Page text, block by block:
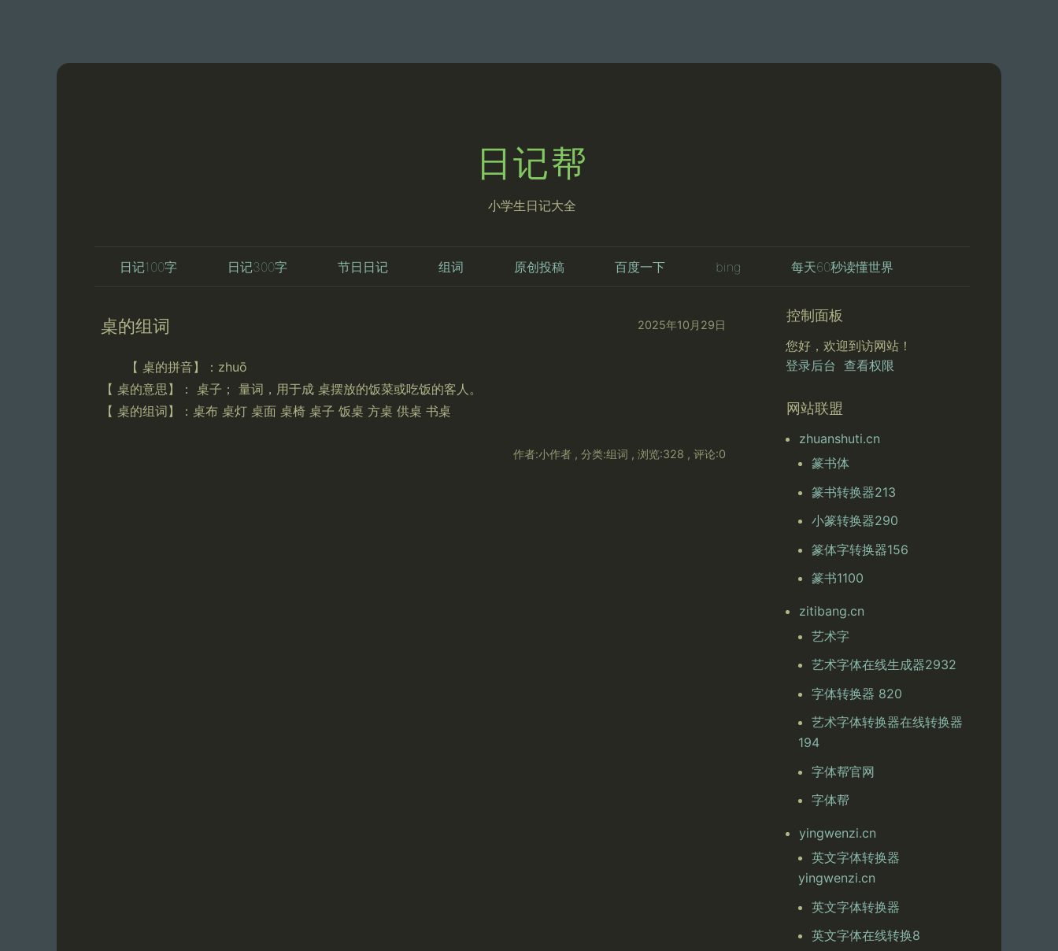
日记帮
小学生日记大全
日记100字 日记300字 节日日记 组词 原创投稿 百度一下 bing 每天60秒读懂世界
2025年10月29日
桌的组词
【 桌的拼音】：zhuō
【 桌的意思】： 桌子； 量词，用于成 桌摆放的饭菜或吃饭的客人。
【 桌的组词】：桌布 桌灯 桌面 桌椅 桌子 饭桌 方桌 供桌 书桌
作者:小作者 , 分类:组词 , 浏览:328 , 评论:0
控制面板
您好，欢迎到访网站！
登录后台 查看权限
网站联盟
zhuanshuti.cn
篆书体
篆书转换器213
小篆转换器290
篆体字转换器156
篆书1100
zitibang.cn
艺术字
艺术字体在线生成器2932
字体转换器 820
艺术字体转换器在线转换器
194
字体帮官网
字体帮
yingwenzi.cn
英文字体转换器
yingwenzi.cn
英文字体转换器
英文字体在线转换8